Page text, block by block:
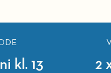
kl. 13
2